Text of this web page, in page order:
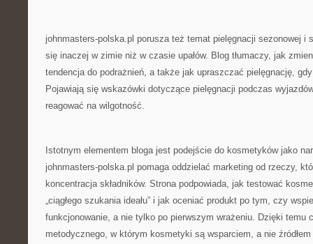
johnmasters-polska.pl porusza też temat pielęgnacji sezonowej i
się inaczej w zimie niż w czasie upałów. Blog tłumaczy, jak
tendencja do podrażnień, a także jak upraszczać pielęgnację,
Pojawiają się wskazówki dotyczące pielęgnacji podczas
reagować na wilgotność.
Istotnym elementem bloga jest podejście do kosmetyków jako
johnmasters-polska.pl pomaga oddzielać marketing od rzeczy,
koncentracja składników. Strona podpowiada, jak testować
„ciągłego szukania ideału” i jak oceniać produkt po tym, czy
funkcjonowanie, a nie tylko po pierwszym wrażeniu. Dzięki temu
metodycznego, w którym kosmetyki są wsparciem, a nie